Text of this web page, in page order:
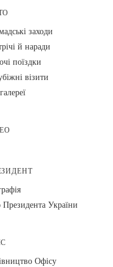
заходи
й наради
поїздки
візити
України
Офісу